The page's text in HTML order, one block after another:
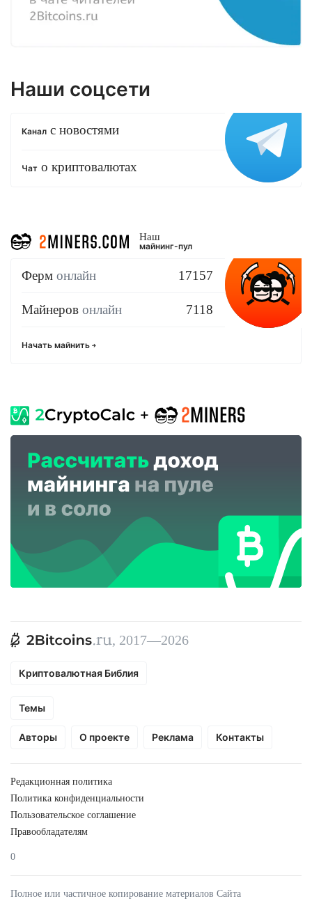
Наши соцсети
Канал с новостями
Чат о криптовалютах
Наш
майнинг-пул
Ферм онлайн 17157
Майнеров онлайн 7118
Начать майнить
, 2017—2026
Криптовалютная Библия
Темы
Авторы О проекте Реклама Контакты
Редакционная политика
Политика конфиденциальности
Пользовательское соглашение
Правообладателям
0
Полное или частичное копирование материалов Сайта